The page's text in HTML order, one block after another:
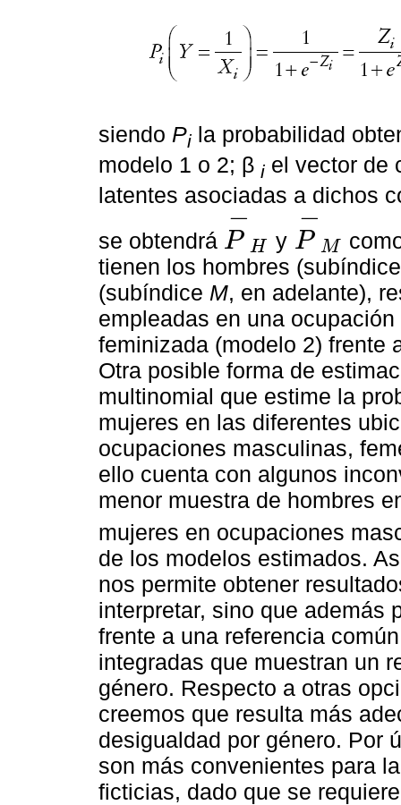
siendo Pi la probabilidad
modelo 1 o 2; β i el vector de
latentes asociadas a dichos
se obtendrá P
−
H
P- y P
−
M
P-
tienen los hombres
(subíndice M, en adelante),
empleadas en una
feminizada (modelo 2) frente
Otra posible forma de
multinomial que estime la
mujeres en las diferentes
ocupaciones masculinas,
ello cuenta con algunos
menor muestra de hombres
mujeres en ocupaciones
de los modelos estimados.
nos permite obtener
interpretar, sino que además
frente a una referencia
integradas que muestran un
género. Respecto a otras
creemos que resulta más
desigualdad por género. Por
son más convenientes para
ficticias, dado que se